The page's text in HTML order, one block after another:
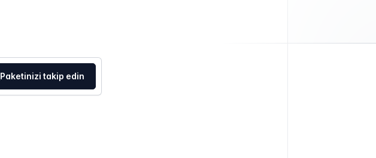
Paketinizi takip edin